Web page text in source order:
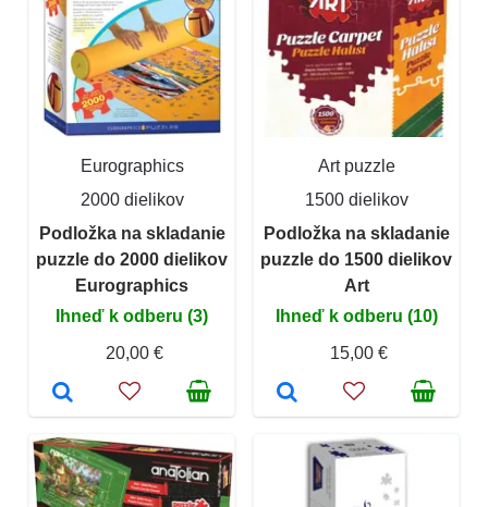
Eurographics
2000 dielikov
Podložka na skladanie
puzzle do 2000 dielikov
Eurographics
Ihneď k odberu (3)
20,00 €
Art puzzle
1500 dielikov
Podložka na skladanie
puzzle do 1500 dielikov
Art
Ihneď k odberu (10)
15,00 €